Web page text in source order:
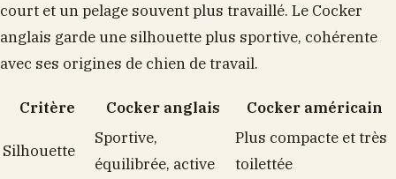
court et un pelage souvent plus travaillé. Le Cocker
anglais garde une silhouette plus sportive, cohérente
avec ses origines de chien de travail.
Critère Cocker anglais Cocker américain
Silhouette
Sportive,
équilibrée, active
Plus compacte et très
toilettée